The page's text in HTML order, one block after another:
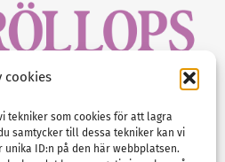
cookies
tekniker som cookies för att lagra
samtycker till dessa tekniker kan vi
ID:n på den här webbplatsen.
11 90